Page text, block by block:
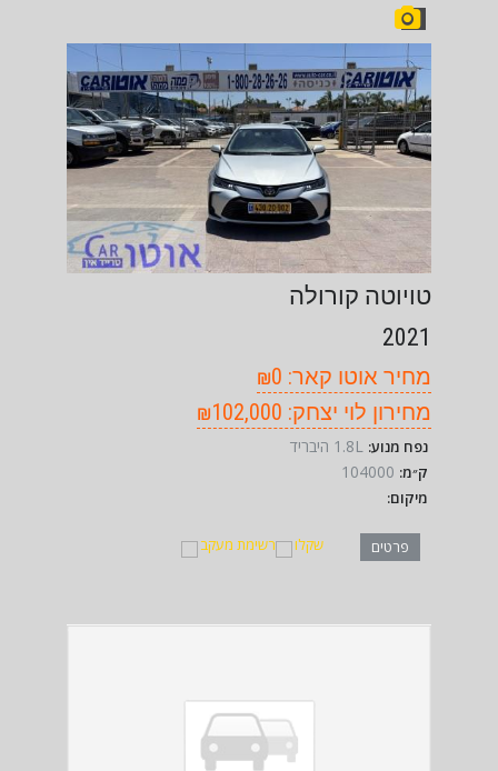
טויוטה קורולה
2021
מחיר אוטו קאר: ₪0
מחירון לוי יצחק: ₪102,000
נפח מנוע:
ק״מ:
מיקום:
פרטים שקלו רשימת מעקב